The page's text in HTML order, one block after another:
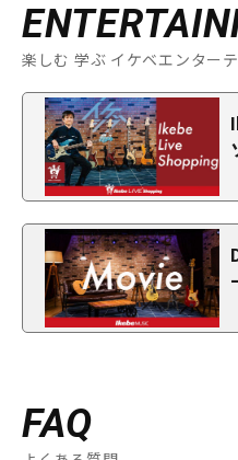
楽しむ 学ぶ イケベエンター
FAQ